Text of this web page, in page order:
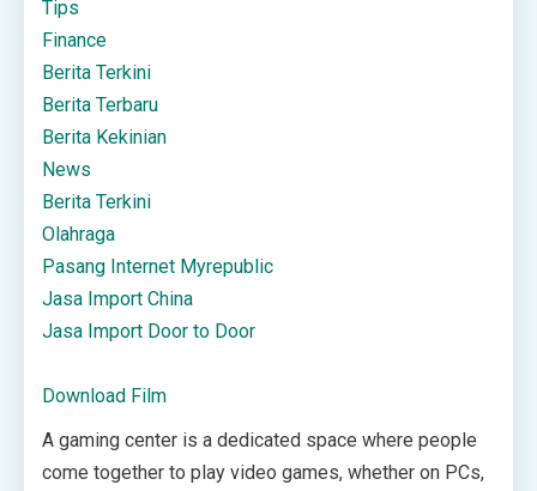
Tips
Finance
Berita Terkini
Berita Terbaru
Berita Kekinian
News
Berita Terkini
Olahraga
Pasang Internet Myrepublic
Jasa Import China
Jasa Import Door to Door
Download Film
A gaming center is a dedicated space where people
come together to play video games, whether on PCs,